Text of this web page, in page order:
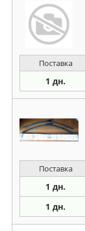
Поставка
1 дн.
Поставка
1 дн.
1 дн.